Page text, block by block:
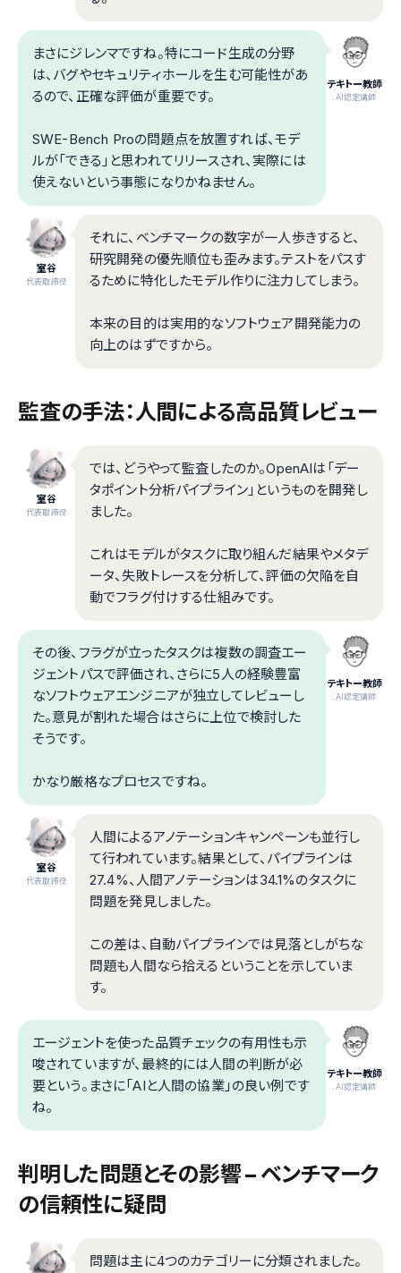
テキトー教師
.AI認定講師
まさにジレンマですね。特にコード生成の分野
は、バグやセキュリティホールを生む可能性があ
るので、正確な評価が重要です。
SWE-Bench Proの問題点を放置すれば、モデ
ルが「できる」と思われてリリースされ、実際には
使えないという事態になりかねません。
室谷
代表取締役
それに、ベンチマークの数字が一人歩きすると、
研究開発の優先順位も歪みます。テストをパスす
るために特化したモデル作りに注力してしまう。
本来の目的は実用的なソフトウェア開発能力の
向上のはずですから。
監査の手法：人間による高品質レビュー
室谷
代表取締役
では、どうやって監査したのか。OpenAIは「デー
タポイント分析パイプライン」というものを開発し
ました。
これはモデルがタスクに取り組んだ結果やメタデ
ータ、失敗トレースを分析して、評価の欠陥を自
動でフラグ付けする仕組みです。
テキトー教師
.AI認定講師
その後、フラグが立ったタスクは複数の調査エー
ジェントパスで評価され、さらに5人の経験豊富
なソフトウェアエンジニアが独立してレビューし
た。意見が割れた場合はさらに上位で検討した
そうです。
かなり厳格なプロセスですね。
室谷
代表取締役
人間によるアノテーションキャンペーンも並行し
て行われています。結果として、パイプラインは
27.4%、人間アノテーションは34.1%のタスクに
問題を発見しました。
この差は、自動パイプラインでは見落としがちな
問題も人間なら拾えるということを示していま
す。
テキトー教師
.AI認定講師
エージェントを使った品質チェックの有用性も示
唆されていますが、最終的には人間の判断が必
要という。まさに「AIと人間の協業」の良い例です
ね。
判明した問題とその影響 – ベンチマーク
の信頼性に疑問
問題は主に4つのカテゴリーに分類されました。